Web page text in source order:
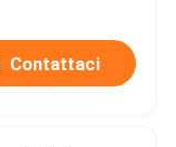
Contattaci